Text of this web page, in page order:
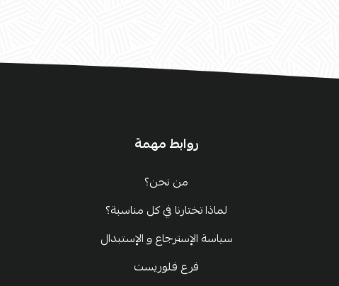
روابط مهمة
من نحن؟
لماذا تختارنا في كل مناسبة؟
سياسة الإسترجاع و الإستبدال
فرع فلوريست